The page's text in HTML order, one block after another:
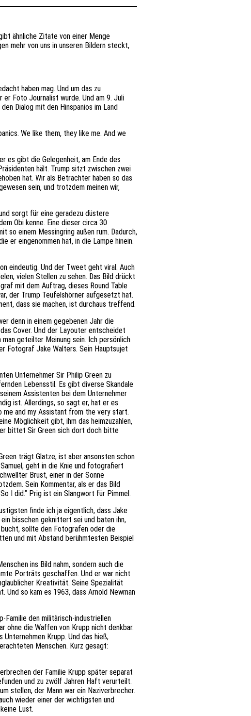
ähnliche Zitate von einer Menge
mehr von uns in unseren Bildern steckt,
haben mag. Und um das zu
Foto Journalist wurde. Und am 9. Juli
Dialog mit den Hinspanios im Land
We like them, they like me. And we
es gibt die Gelegenheit, am Ende des
hält. Trump sitzt zwischen zwei
hat. Wir als Betrachter haben so das
sein, und trotzdem meinen wir,
sorgt für eine geradezu düstere
Obi kenne. Eine dieser circa 30
so einem Messingring außen rum. Dadurch,
er eingenommen hat, in die Lampe hinein.
eindeutig. Und der Tweet geht viral. Auch
vielen Stellen zu sehen. Das Bild drückt
mit dem Auftrag, dieses Round Table
der Trump Teufelshörner aufgesetzt hat.
dass sie machen, ist durchaus treffend.
denn in einem gegebenen Jahr die
Cover. Und der Layouter entscheidet
geteilter Meinung sein. Ich persönlich
Fotograf Jake Walters. Sein Hauptsujet
Unternehmer Sir Philip Green zu
Lebensstil. Es gibt diverse Skandale
Assistenten bei dem Unternehmer
ist. Allerdings, so sagt er, hat er es
me and my Assistant from the very start.
Möglichkeit gibt, ihm das heimzuzahlen,
er bittet Sir Green sich dort doch bitte
trägt Glatze, ist aber ansonsten schon
geht in die Knie und fotografiert
Brust, einer in der Sonne
Sein Kommentar, als er das Bild
I did.” Prig ist ein Slangwort für Pimmel.
finde ich ja eigentlich, dass Jake
bisschen geknittert sei und baten ihn,
sollte den Fotografen oder die
und mit Abstand berühmtesten Beispiel
ins Bild nahm, sondern auch die
Porträts geschaffen. Und er war nicht
Kreativität. Seine Spezialität
so kam es 1963, dass Arnold Newman
Familie den militärisch-industriellen
ohne die Waffen von Krupp nicht denkbar.
Krupp. Und das hieß,
Menschen. Kurz gesagt:
der Familie Krupp später separat
und zu zwölf Jahren Haft verurteilt.
stellen, der Mann war ein Naziverbrecher.
wieder einer der wichtigsten und
Lust.